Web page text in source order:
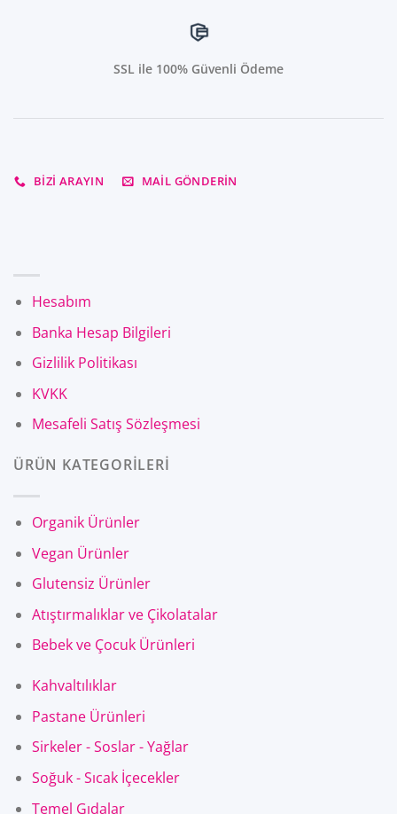
SSL ile 100% Güvenli Ödeme
BIZI ARAYIN MAIL GÖNDERIN
Hesabım
Banka Hesap Bilgileri
Gizlilik Politikası
KVKK
Mesafeli Satış Sözleşmesi
ÜRÜN KATEGORİLERİ
Organik Ürünler
Vegan Ürünler
Glutensiz Ürünler
Atıştırmalıklar ve Çikolatalar
Bebek ve Çocuk Ürünleri
Kahvaltılıklar
Pastane Ürünleri
Sirkeler - Soslar - Yağlar
Soğuk - Sıcak İçecekler
Temel Gıdalar